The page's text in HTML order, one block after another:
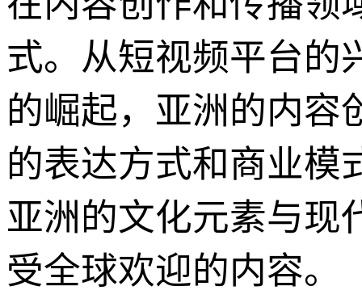
式。从短视频平台的
的崛起，亚洲的内容
的表达方式和商业模
亚洲的文化元素与现
受全球欢迎的内容。